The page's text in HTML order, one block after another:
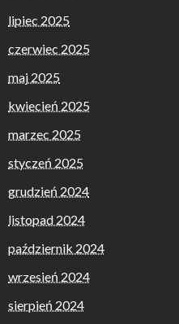
lipiec 2025
czerwiec 2025
maj 2025
kwiecień 2025
marzec 2025
styczeń 2025
grudzień 2024
listopad 2024
październik 2024
wrzesień 2024
sierpień 2024